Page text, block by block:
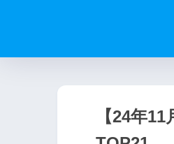
【24年